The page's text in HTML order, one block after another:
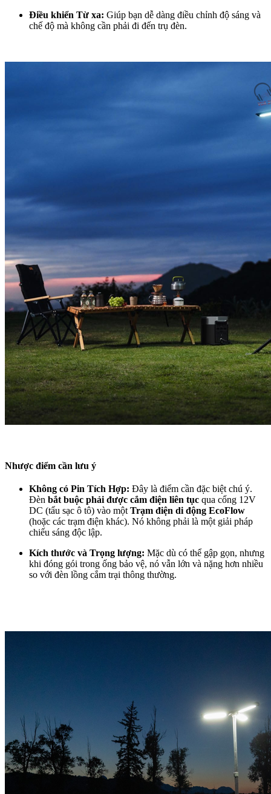
Điều khiển Từ xa: Giúp bạn dễ dàng điều chỉnh độ sáng và
chế độ mà không cần phải đi đến trụ đèn.
Nhược điểm cần lưu ý
Không có Pin Tích Hợp: Đây là điểm cần đặc biệt chú ý.
Đèn bắt buộc phải được cắm điện liên tục qua cổng 12V
DC (tẩu sạc ô tô) vào một Trạm điện di động EcoFlow
(hoặc các trạm điện khác). Nó không phải là một giải pháp
chiếu sáng độc lập.
Kích thước và Trọng lượng: Mặc dù có thể gập gọn, nhưng
khi đóng gói trong ống bảo vệ, nó vẫn lớn và nặng hơn nhiều
so với đèn lồng cắm trại thông thường.